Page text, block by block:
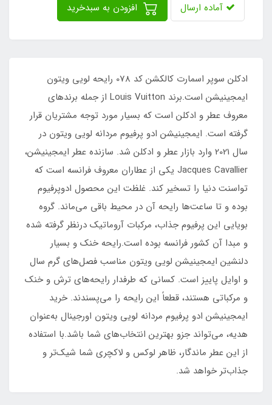
آماده ارسال
ادکلن سوپر اسمارت کالکشن کد 078 رایحه لویی ویتون
ایمجینیشن است.برند Louis Vuitton از جمله برندهای
معروف عطر و ادکلن است که بسیار مورد توجه مشتریان قرار
گرفته است. ایمجینیشن ادو پرفیوم مردانه لویی ویتون در
سال 2021 وارد بازار عطر و ادکلن شد. سازنده عطر ایمجینیشن،
Jacques Cavallier یکی از عطاران معروف فرانسه است که
تواسنت دنیا را تسخیر کند. غلظت این محصول ادوپرفیوم
بوده و تا ساعت‌ها رایحه آن در محیط باقی می‌ماند. گروه
بویایی این پرفیوم جذاب، مرکبات آروماتیک درنظر گرفته شده
و مبدا آن کشور فرانسه بوده است.رایحه خنک و بسیار
دلنشین ایمجینیشن لویی ویتون مناسب فصل‌های گرم سال
و اوایل پاییز است. کسانی ‌که طرفدار رایحه‌های ترش و خنک
و مرکباتی هستند، قطعاً این رایحه را می‌پسندند. خرید
ایمجینیشن ادو پرفیوم مردانه لویی ویتون اورجینال به‌عنوان
هدیه، می‌تواند جزو بهترین انتخاب‌های شما باشد.با استفاده
از این عطر ماندگار، ظاهر لوکس و لاکچری شما شیک‌تر و
جذاب‌تر خواهد شد.